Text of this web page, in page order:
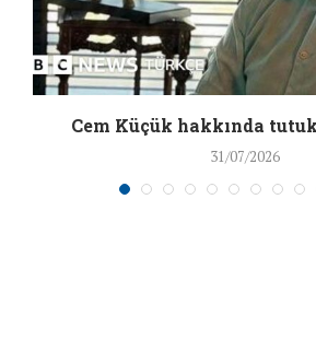
Cem Küçük hakkında
31/07/2026